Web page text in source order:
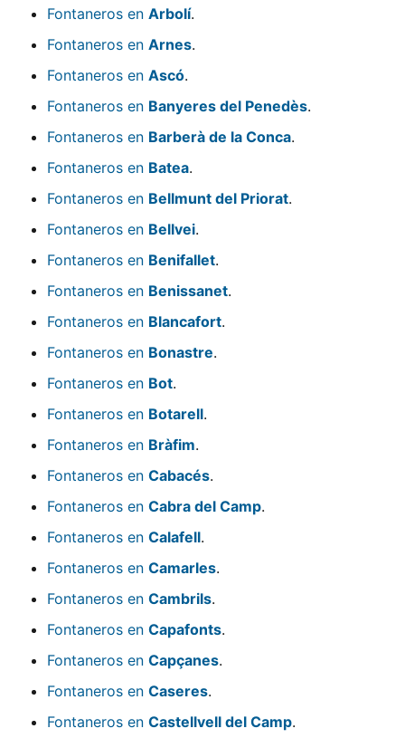
Fontaneros en Arbolí.
Fontaneros en Arnes.
Fontaneros en Ascó.
Fontaneros en Banyeres del Penedès.
Fontaneros en Barberà de la Conca.
Fontaneros en Batea.
Fontaneros en Bellmunt del Priorat.
Fontaneros en Bellvei.
Fontaneros en Benifallet.
Fontaneros en Benissanet.
Fontaneros en Blancafort.
Fontaneros en Bonastre.
Fontaneros en Bot.
Fontaneros en Botarell.
Fontaneros en Bràfim.
Fontaneros en Cabacés.
Fontaneros en Cabra del Camp.
Fontaneros en Calafell.
Fontaneros en Camarles.
Fontaneros en Cambrils.
Fontaneros en Capafonts.
Fontaneros en Capçanes.
Fontaneros en Caseres.
Fontaneros en Castellvell del Camp.